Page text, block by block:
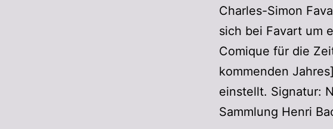
Charles-Simon
sich bei Favart um
Comique für die
kommenden
einstellt. Signatur:
Sammlung Henri